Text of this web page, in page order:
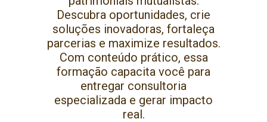
Descubra oportunidades, crie
soluções inovadoras, fortaleça
parcerias e maximize resultados.
Com conteúdo prático, essa
formação capacita você para
entregar consultoria
especializada e gerar impacto
real.